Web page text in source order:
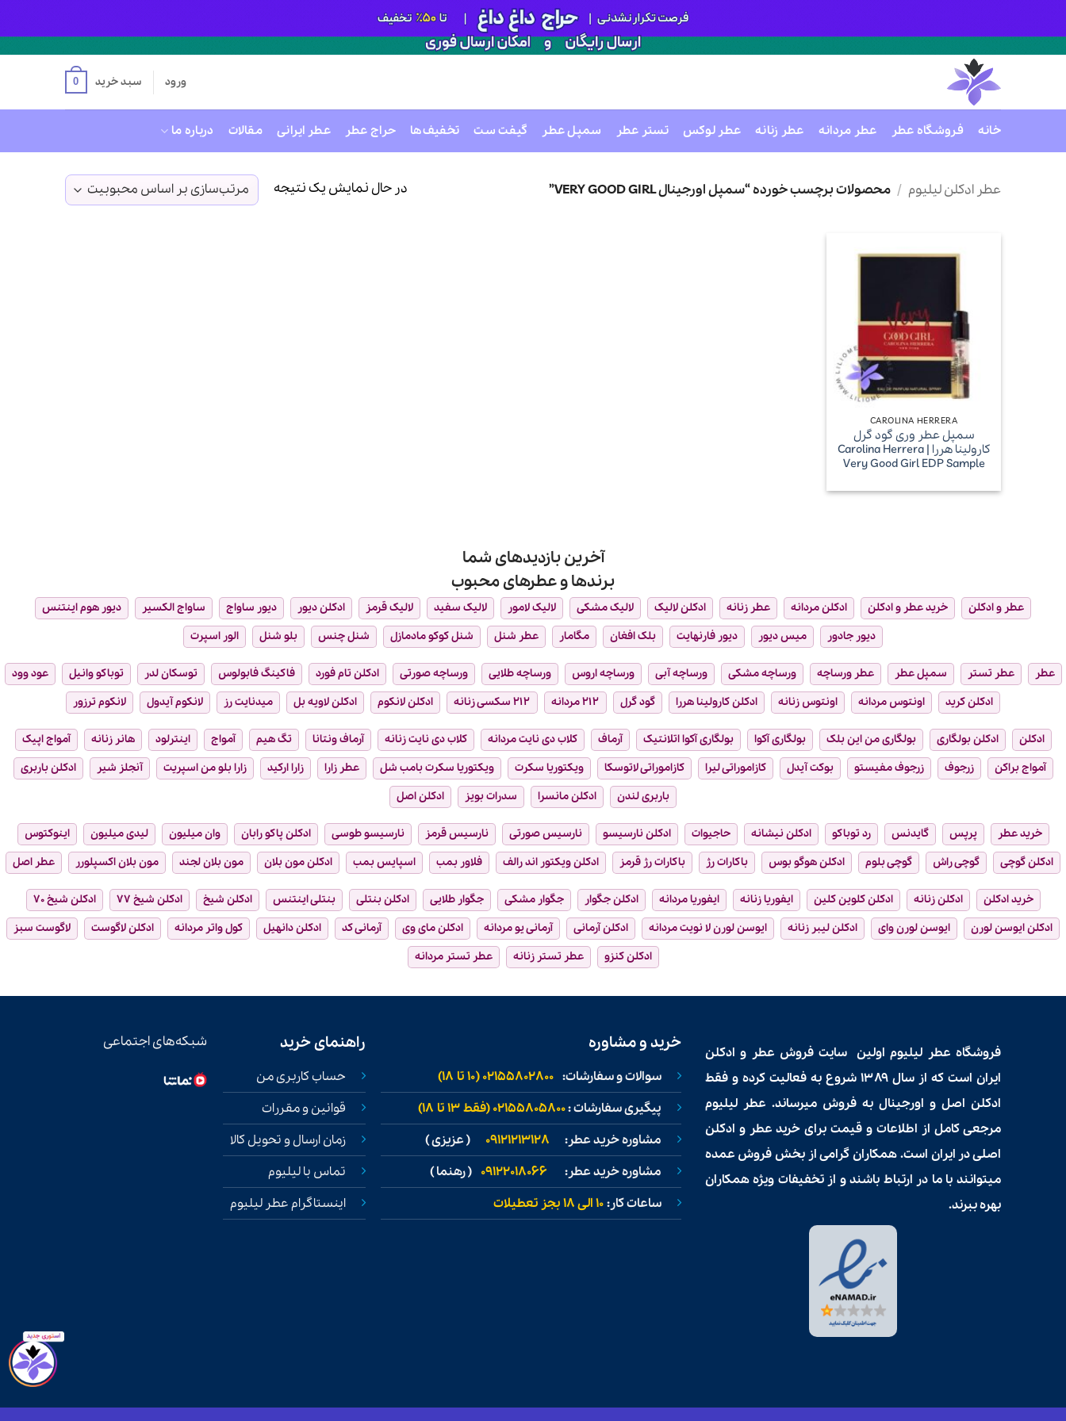
ورود سبد خرید 0
خانه فروشگاه عطر عطر مردانه عطر زنانه عطر لوکس تستر عطر سمپل عطر گیفت ست تخفیف‌ها حراج عطر عطر ایرانی مقالات درباره ما
عطر ادکلن لیلیوم / محصولات برچسب خورده “سمپل اورجینال VERY GOOD GIRL” در حال نمایش یک نتیجه
+
CAROLINA HERRERA
سمپل عطر وری گود گرل
کارولینا هررا | Carolina Herrera
Very Good Girl EDP Sample
آخرین بازدیدهای شما
برندها و عطرهای محبوب
عطر و ادکلن خرید عطر و ادکلن ادکلن مردانه عطر زنانه ادکلن لالیک لالیک مشکی لالیک لامور لالیک سفید لالیک قرمز ادکلن دیور دیور ساواج ساواج الکسیر
دیور هوم اینتنس
دیور جادور
میس دیور دیور فارنهایت بلک افغان مگامار عطر شنل شنل کوکو مادمازل شنل چنس بلو شنل الور اسپرت
عطر عطر تستر سمپل عطر عطر ورساچه ورساچه مشکی ورساچه آبی ورساچه اروس ورساچه طلایی ورساچه صورتی ادکلن تام فورد فاکینگ فابولوس توسکان لدر توباکو وانیل
عود وود
ادکلن کرید
اونتوس مردانه اونتوس زنانه ادکلن کارولینا هررا گود گرل ۲۱۲ مردانه ۲۱۲ سکسی زنانه ادکلن لانکوم ادکلن لاویه بل میدنایت رز لانکوم آیدول لانکوم ترزور
ادکلن ادکلن بولگاری بولگاری من این بلک بولگاری آکوا بولگاری آکوا اتلانتیک آرماف کلاب دی نایت مردانه کلاب دی نایت زنانه آرماف ونتانا تگ هیم آمواج اینترلود هانر زنانه
آمواج اپیک
آمواج براکن
زرجوف زرجوف مفیستو بوکت آیدل کازاموراتی لیرا کازاموراتی لاتوسکا ویکتوریا سکرت ویکتوریا سکرت بامب شل عطر زارا زارا ارکید زارا بلو من اسپریت آنجلز شیر
ادکلن باربری
باربری لندن
ادکلن مانسرا سدرات بویز ادکلن اصل
خرید عطر پرپس گایدنس رد توباکو ادکلن نیشانه حاجیوات ادکلن نارسیسو نارسیس صورتی نارسیس قرمز نارسیسو طوسی ادکلن پاکو رابان وان میلیون لیدی میلیون
اینوکتوس
ادکلن گوچی
گوچی راش گوچی بلوم ادکلن هوگو بوس باکارات رژ باکارات رژ قرمز ادکلن ویکتور اند رالف فلاور بمب اسپایس بمب ادکلن مون بلان مون بلان لجند مون بلان اکسپلورر عطر اصل
خرید ادکلن ادکلن زنانه ادکلن کلوین کلین ایفوریا زنانه ایفوریا مردانه ادکلن جگوار جگوار مشکی جگوار طلایی ادکلن بنتلی بنتلی اینتنس ادکلن شیخ ادکلن شیخ ۷۷
ادکلن شیخ ۷۰
ادکلن ایوسن لورن
ایوسن لورن وای ادکلن لیبر زنانه ایوسن لورن لا نویت مردانه ادکلن آرمانی آرمانی یو مردانه ادکلن مای وی آرمانی کد ادکلن دانهیل کول واتر مردانه ادکلن لاگوست
لاگوست سبز
ادکلن کنزو
عطر تستر زنانه عطر تستر مردانه
فروشگاه عطر لیلیوم اولین سایت فروش عطر و ادکلن
ایران است که از سال ۱۳۸۹ شروع به فعالیت کرده و فقط
ادکلن اصل و اورجینال به فروش میرساند. عطر لیلیوم
مرجعی کامل از اطلاعات و قیمت برای خرید عطر و ادکلن
اصلی در ایران است. همکاران گرامی از بخش فروش عمده
میتوانند با ما در ارتباط باشند و از تخفیفات ویژه همکاران
بهره ببرند.
خرید و مشاوره
سوالات و سفارشات:02155802800 (۱۰ تا ۱۸)
پیگیری سفارشات :02155805800 (فقط ۱۳ تا ۱۸)
مشاوره خرید عطر: 09121213128 ( عزیزی )
مشاوره خرید عطر: 09122018066 ( رهنما )
ساعات کار:۱۰ الی ۱۸ بجز تعطیلات
راهنمای خرید
حساب کاربری من
قوانین و مقررات
زمان ارسال و تحویل کالا
تماس با لیلیوم
اینستاگرام عطر لیلیوم
شبکه‌های اجتماعی